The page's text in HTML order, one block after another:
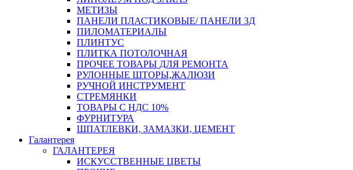
МЕТИЗЫ
ПАНЕЛИ ПЛАСТИКОВЫЕ/ ПАНЕЛИ 3Д
ПИЛОМАТЕРИАЛЫ
ПЛИНТУС
ПЛИТКА ПОТОЛОЧНАЯ
ПРОЧЕЕ ТОВАРЫ ДЛЯ РЕМОНТА
РУЛОННЫЕ ШТОРЫ,ЖАЛЮЗИ
РУЧНОЙ ИНСТРУМЕНТ
СТРЕМЯНКИ
ТОВАРЫ С НДС 10%
ФУРНИТУРА
ШПАТЛЕВКИ, ЗАМАЗКИ, ЦЕМЕНТ
Галантерея
ГАЛАНТЕРЕЯ
ИСКУССТВЕННЫЕ ЦВЕТЫ